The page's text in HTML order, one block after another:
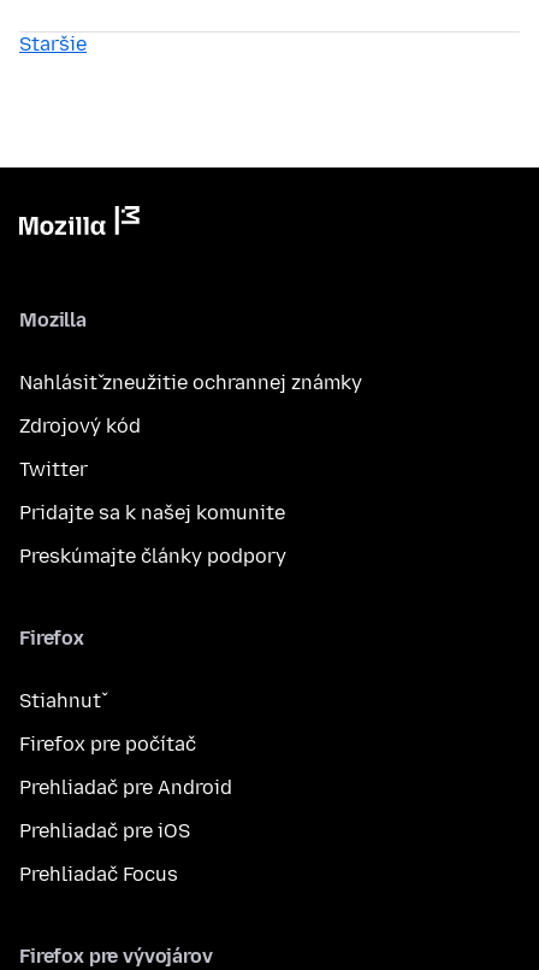
Staršie
Mozilla
Nahlásiť zneužitie ochrannej známky
Zdrojový kód
Twitter
Pridajte sa k našej komunite
Preskúmajte články podpory
Firefox
Stiahnuť
Firefox pre počítač
Prehliadač pre Android
Prehliadač pre iOS
Prehliadač Focus
Firefox pre vývojárov